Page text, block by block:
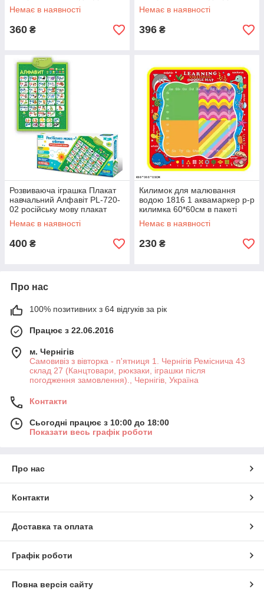
розмір іграшки
Немає в наявності
360 ₴
розмір іграшки 11
Немає в наявності
396 ₴
Розвиваюча іграшка Плакат
навчальний Алфавіт PL-720-
02 російську мову плакат
батар. /плакат 45*60см/ в
кор. 46
Немає в наявності
400 ₴
Килимок для малювання
водою 1816 1 аквамаркер р-р
килимка 60*60см в пакеті
40*30см
Немає в наявності
230 ₴
Про нас
100% позитивних з 64 відгуків за рік
Працює з 22.06.2016
м. Чернігів
Самовивіз з вівторка - п'ятниця 1. Чернігів Реміснича 43
склад 27 (Канцтовари, рюкзаки, іграшки після
погодження замовлення)., Чернігів, Україна
Контакти
Сьогодні працює з 10:00 до 18:00
Показати весь графік роботи
Про нас
Контакти
Доставка та оплата
Графік роботи
Повна версія сайту